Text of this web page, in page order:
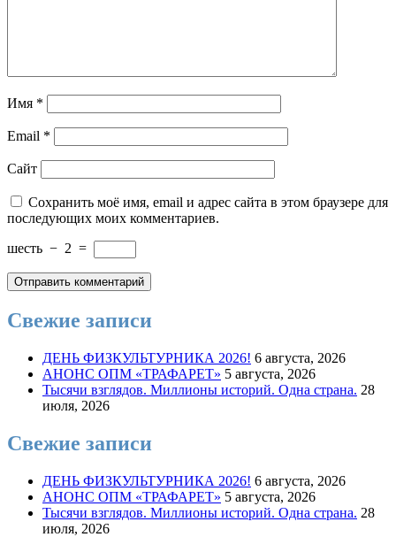
Имя *
Email *
Сайт
Сохранить моё имя, email и адрес сайта в этом браузере для
последующих моих комментариев.
шесть − 2 =
Свежие записи
ДЕНЬ ФИЗКУЛЬТУРНИКА 2026! 6 августа, 2026
АНОНС ОПМ «ТРАФАРЕТ» 5 августа, 2026
Тысячи взглядов. Миллионы историй. Одна страна. 28
июля, 2026
Свежие записи
ДЕНЬ ФИЗКУЛЬТУРНИКА 2026! 6 августа, 2026
АНОНС ОПМ «ТРАФАРЕТ» 5 августа, 2026
Тысячи взглядов. Миллионы историй. Одна страна. 28
июля, 2026